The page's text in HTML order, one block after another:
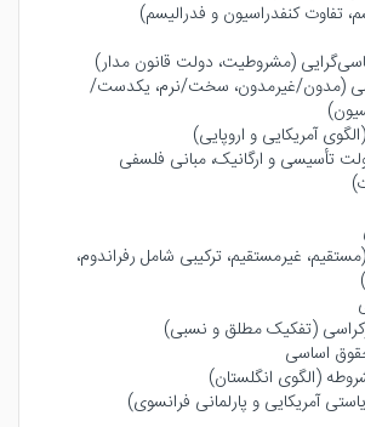
تفاوت کنفدراسیون و فدرالیسم)
(مدون/غیرمدون، سخت/نرم، یکدست/
تأسیسی و ارگانیک، مبانی فلسفی
(مستقیم، غیرمستقیم، ترکیبی شامل رفراندوم،